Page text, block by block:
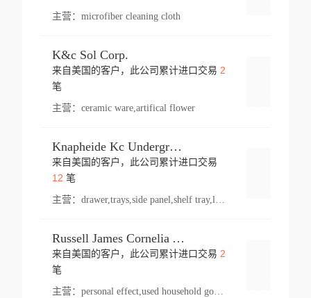
主营： microfiber cleaning cloth
K&c Sol Corp.
来自美国的客户，此公司累计进口交易 2
笔
主营： ceramic ware,artifical flower
Knapheide Kc Underground
来自美国的客户，此公司累计进口交易
12 笔
主营：
Russell James Cornelia Arlington Va
来自美国的客户，此公司累计进口交易 2
笔
主营： personal effect,used household goods